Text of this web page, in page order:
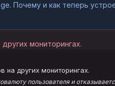
Почему и как теперь
мониторингах.
на других мониторингах.
пользователя и